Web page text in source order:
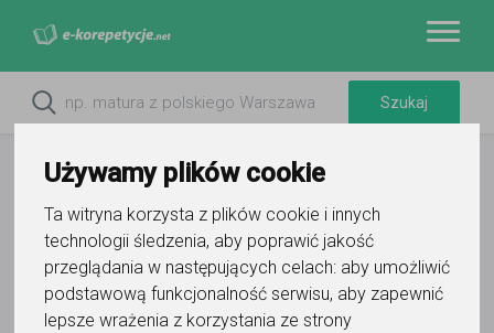
Używamy plików cookie
Ta witryna korzysta z plików cookie i innych
technologii śledzenia, aby poprawić jakość
przeglądania w następujących celach: aby umożliwić
podstawową funkcjonalność serwisu, aby zapewnić
lepsze wrażenia z korzystania ze strony